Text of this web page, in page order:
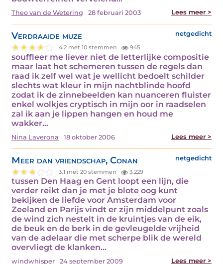
Theo van de Wetering 28 februari 2003 Lees meer >
Verdraaide muze netgedicht
4.2 met 10 stemmen 945
souffleer me liever niet de letterlijke compositie
maar laat het schemeren tussen de regels dan
raad ik zelf wel wat je wellicht bedoelt schilder
slechts wat kleur in mijn nachtblinde hoofd
zodat ik de zinnebeelden kan nuanceren fluister
enkel wolkjes cryptisch in mijn oor in raadselen
zal ik aan je lippen hangen en houd me
wakker…
Nina Laverona 18 oktober 2006 Lees meer >
Meer dan vriendschap, Conan netgedicht
3.1 met 20 stemmen 3.229
tussen Den Haag en Gent loopt een lijn, die
verder reikt dan je met je blote oog kunt
bekijken de liefde voor Amsterdam voor
Zeeland en Parijs vindt er zijn middelpunt zoals
de wind zich nestelt in de kruintjes van de eik,
de beuk en de berk in de gevleugelde vrijheid
van de adelaar die met scherpe blik de wereld
overvliegt de klanken…
windwhisper 24 september 2009 Lees meer >